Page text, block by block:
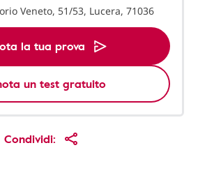
Veneto, 51/53, Lucera, 71036
la tua prova
un test gratuito
Condividi: